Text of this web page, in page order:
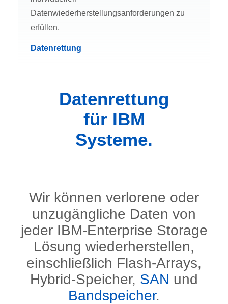
Datenwiederherstellungsanforderungen zu
erfüllen.
Datenrettung
Datenrettung
für IBM
Systeme.
Wir können verlorene oder
unzugängliche Daten von
jeder IBM-Enterprise Storage
Lösung wiederherstellen,
einschließlich Flash-Arrays,
Hybrid-Speicher, SAN und
Bandspeicher.